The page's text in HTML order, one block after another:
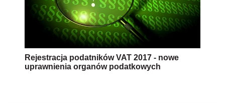
Rejestracja podatników VAT 2017 - nowe
uprawnienia organów podatkowych